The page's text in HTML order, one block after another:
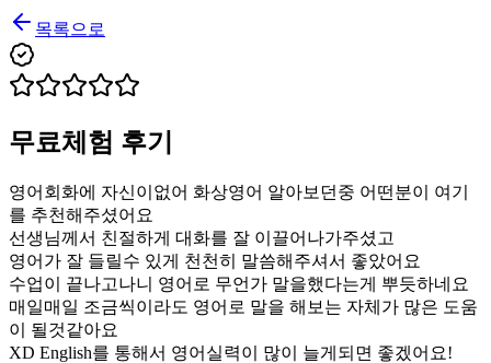
목록으로
무료체험 후기
영어회화에 자신이없어 화상영어 알아보던중 어떤분이 여기
를 추천해주셨어요
선생님께서 친절하게 대화를 잘 이끌어나가주셨고
영어가 잘 들릴수 있게 천천히 말씀해주셔서 좋았어요
수업이 끝나고나니 영어로 무언가 말을했다는게 뿌듯하네요
매일매일 조금씩이라도 영어로 말을 해보는 자체가 많은 도움
이 될것같아요
XD English를 통해서 영어실력이 많이 늘게되면 좋겠어요!